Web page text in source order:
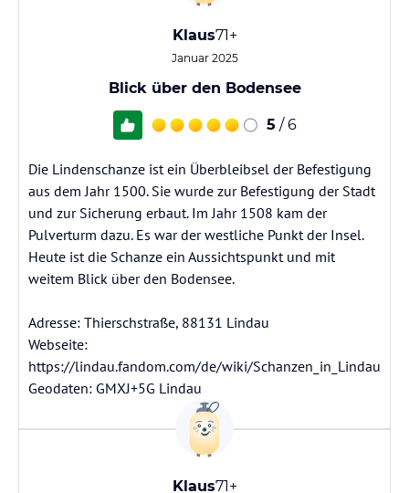
Klaus71+
Januar 2025
Blick über den Bodensee
5 / 6
Die Lindenschanze ist ein Überbleibsel der Befestigung
aus dem Jahr 1500. Sie wurde zur Befestigung der Stadt
und zur Sicherung erbaut. Im Jahr 1508 kam der
Pulverturm dazu. Es war der westliche Punkt der Insel.
Heute ist die Schanze ein Aussichtspunkt und mit
weitem Blick über den Bodensee.
Adresse: Thierschstraße, 88131 Lindau
Webseite:
https://lindau.fandom.com/de/wiki/Schanzen_in_Lindau
Geodaten: GMXJ+5G Lindau
Klaus71+